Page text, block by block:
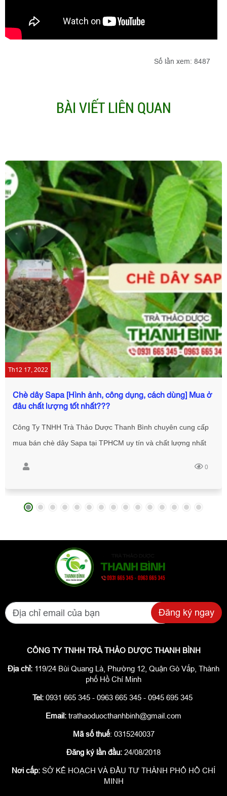
Số lần xem: 8487
BÀI VIẾT LIÊN QUAN
Th12 17, 2022
Chè dây Sapa [Hình ảnh, công dụng, cách dùng] Mua ở
đâu chất lượng tốt nhất???
Công Ty TNHH Trà Thảo Dược Thanh Bình chuyên cung cấp
mua bán chè dây Sapa tại TPHCM uy tín và chất lượng nhất
Hotline: 0931 665 345 - 0963 665 345 - 0945 695 345.
0
Đăng ký ngay
CÔNG TY TNHH TRÀ THẢO DƯỢC THANH BÌNH
Địa chỉ: 119/24 Bùi Quang Là, Phường 12, Quận Gò Vấp, Thành
phố Hồ Chí Minh
Tel: 0931 665 345 - 0963 665 345 - 0945 695 345
Email: trathaoduocthanhbinh@gmail.com
Mã số thuế: 0315240037
Đăng ký lần đầu: 24/08/2018
Nơi cấp: SỞ KẾ HOẠCH VÀ ĐẦU TƯ THÀNH PHỐ HỒ CHÍ
MINH